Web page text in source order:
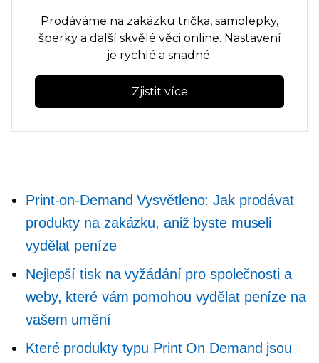
Prodáváme na zakázku trička, samolepky,
šperky a další skvělé věci online. Nastavení
je rychlé a snadné.
Zjistit více
Print-on-Demand Vysvětleno: Jak prodávat
produkty na zakázku, aniž byste museli
vydělat peníze
Nejlepší tisk na vyžádání pro společnosti a
weby, které vám pomohou vydělat peníze na
vašem umění
Které produkty typu Print On Demand jsou